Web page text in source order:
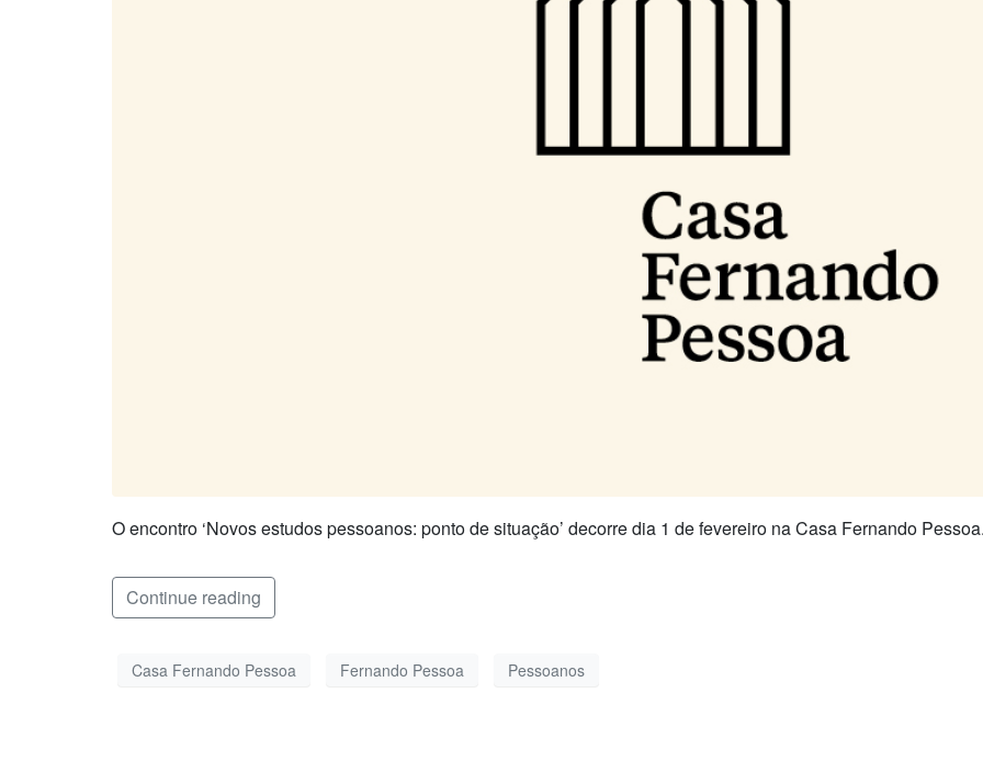
O encontro ‘Novos estudos pessoanos: ponto de situação’ decorre dia 1 de fevereiro na Casa Fernando
Continue reading
Casa Fernando Pessoa Fernando Pessoa Pessoanos